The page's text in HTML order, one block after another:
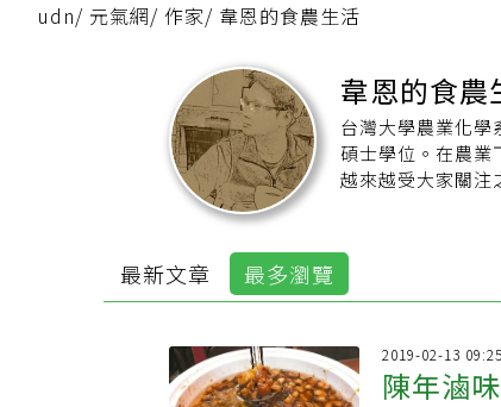
udn/ 元氣網/ 作家/ 韋恩的食農生活
韋恩的食農
台灣大學農業化學
碩士學位。在農業下
越來越受大家關注
http://
最新文章 最多瀏覽
2019-02-13
陳年滷